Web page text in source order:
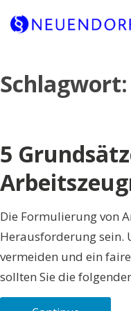
to
Schlagwort:
5
Die Formulierung von
Herausforderung sein.
vermeiden und ein
sollten Sie die